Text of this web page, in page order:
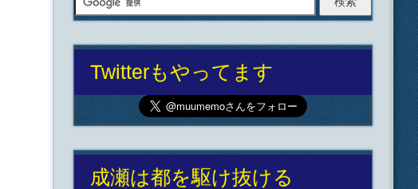
Twitterもやってます
成瀬は都を駆け抜ける